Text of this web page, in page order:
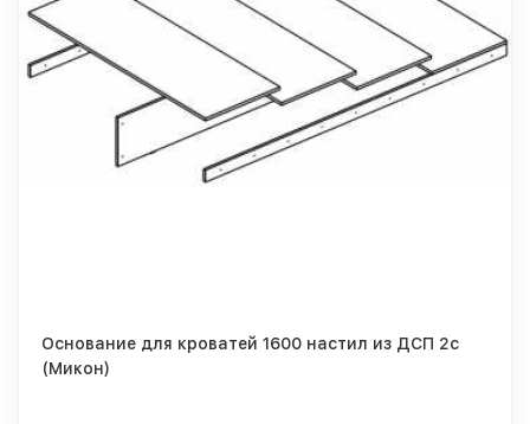
Основание для кроватей 1600 настил из ДСП 2с
(Микон)